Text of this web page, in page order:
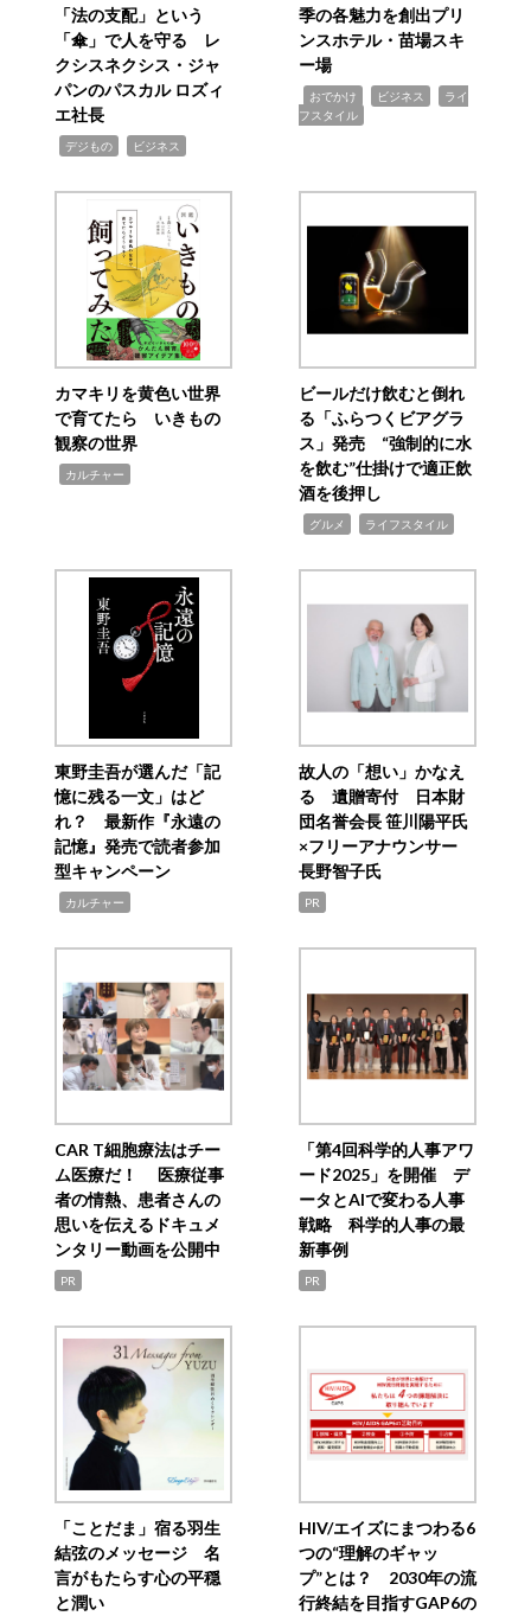
「法の支配」という
「傘」で人を守る レ
クシスネクシス・ジャ
パンのパスカル ロズィ
エ社長
デジもの ビジネス
季の各魅力を創出プリ
ンスホテル・苗場スキ
ー場
おでかけ ビジネス
ライ
フスタイル
カマキリを黄色い世界
で育てたら いきもの
観察の世界
カルチャー
ビールだけ飲むと倒れ
る「ふらつくビアグラ
ス」発売 “強制的に水
を飲む”仕掛けで適正飲
酒を後押し
グルメ ライフスタイル
東野圭吾が選んだ「記
憶に残る一文」はど
れ？ 最新作『永遠の
記憶』発売で読者参加
型キャンペーン
カルチャー
故人の「想い」かなえ
る 遺贈寄付 日本財
団名誉会長 笹川陽平氏
×フリーアナウンサー
長野智子氏
PR
CAR T細胞療法はチー
ム医療だ！ 医療従事
者の情熱、患者さんの
思いを伝えるドキュメ
ンタリー動画を公開中
PR
「第4回科学的人事アワ
ード2025」を開催 デ
ータとAIで変わる人事
戦略 科学的人事の最
新事例
PR
「ことだま」宿る羽生
結弦のメッセージ 名
言がもたらす心の平穏
と潤い
HIV/エイズにまつわる6
つの“理解のギャッ
プ”とは？ 2030年の流
行終結を目指すGAP6の